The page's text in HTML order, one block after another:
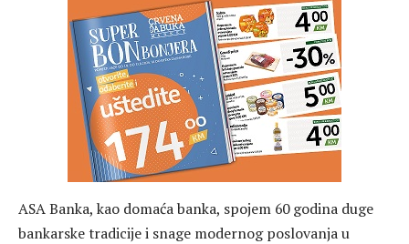
ASA Banka, kao domaća banka, spojem 60 godina duge
bankarske tradicije i snage modernog poslovanja u